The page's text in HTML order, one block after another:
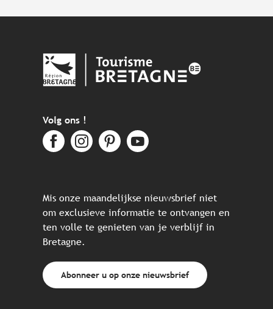
Volg ons !
Mis onze maandelijkse nieuwsbrief niet
om exclusieve informatie te ontvangen en
ten volle te genieten van je verblijf in
Bretagne.
Abonneer u op onze nieuwsbrief